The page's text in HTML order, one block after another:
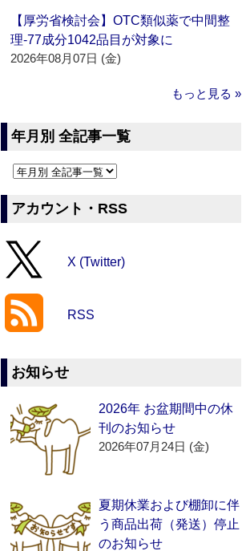
【厚労省検討会】OTC類似薬で中間整
理‐77成分1042品目が対象に
2026年08月07日 (金)
もっと見る »
年月別 全記事一覧
アカウント・RSS
X (Twitter)
RSS
お知らせ
2026年 お盆期間中の休
刊のお知らせ
2026年07月24日 (金)
夏期休業および棚卸に伴
う商品出荷（発送）停止
のお知らせ